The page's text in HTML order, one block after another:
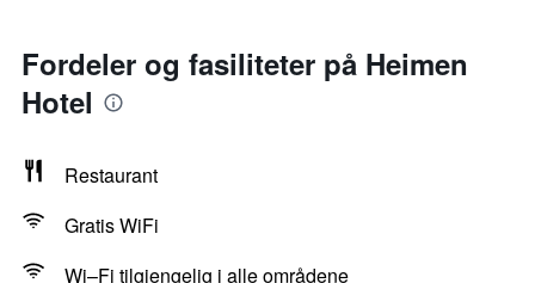
Fordeler og fasiliteter på Heimen
Hotel
Restaurant
Gratis WiFi
Wi–Fi tilgjengelig i alle områdene